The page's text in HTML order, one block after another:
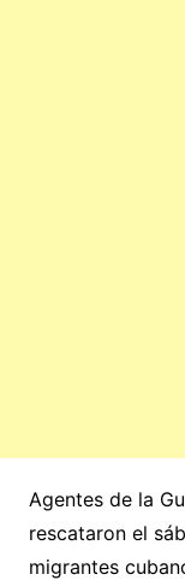
Agentes de la
rescataron el
migrantes